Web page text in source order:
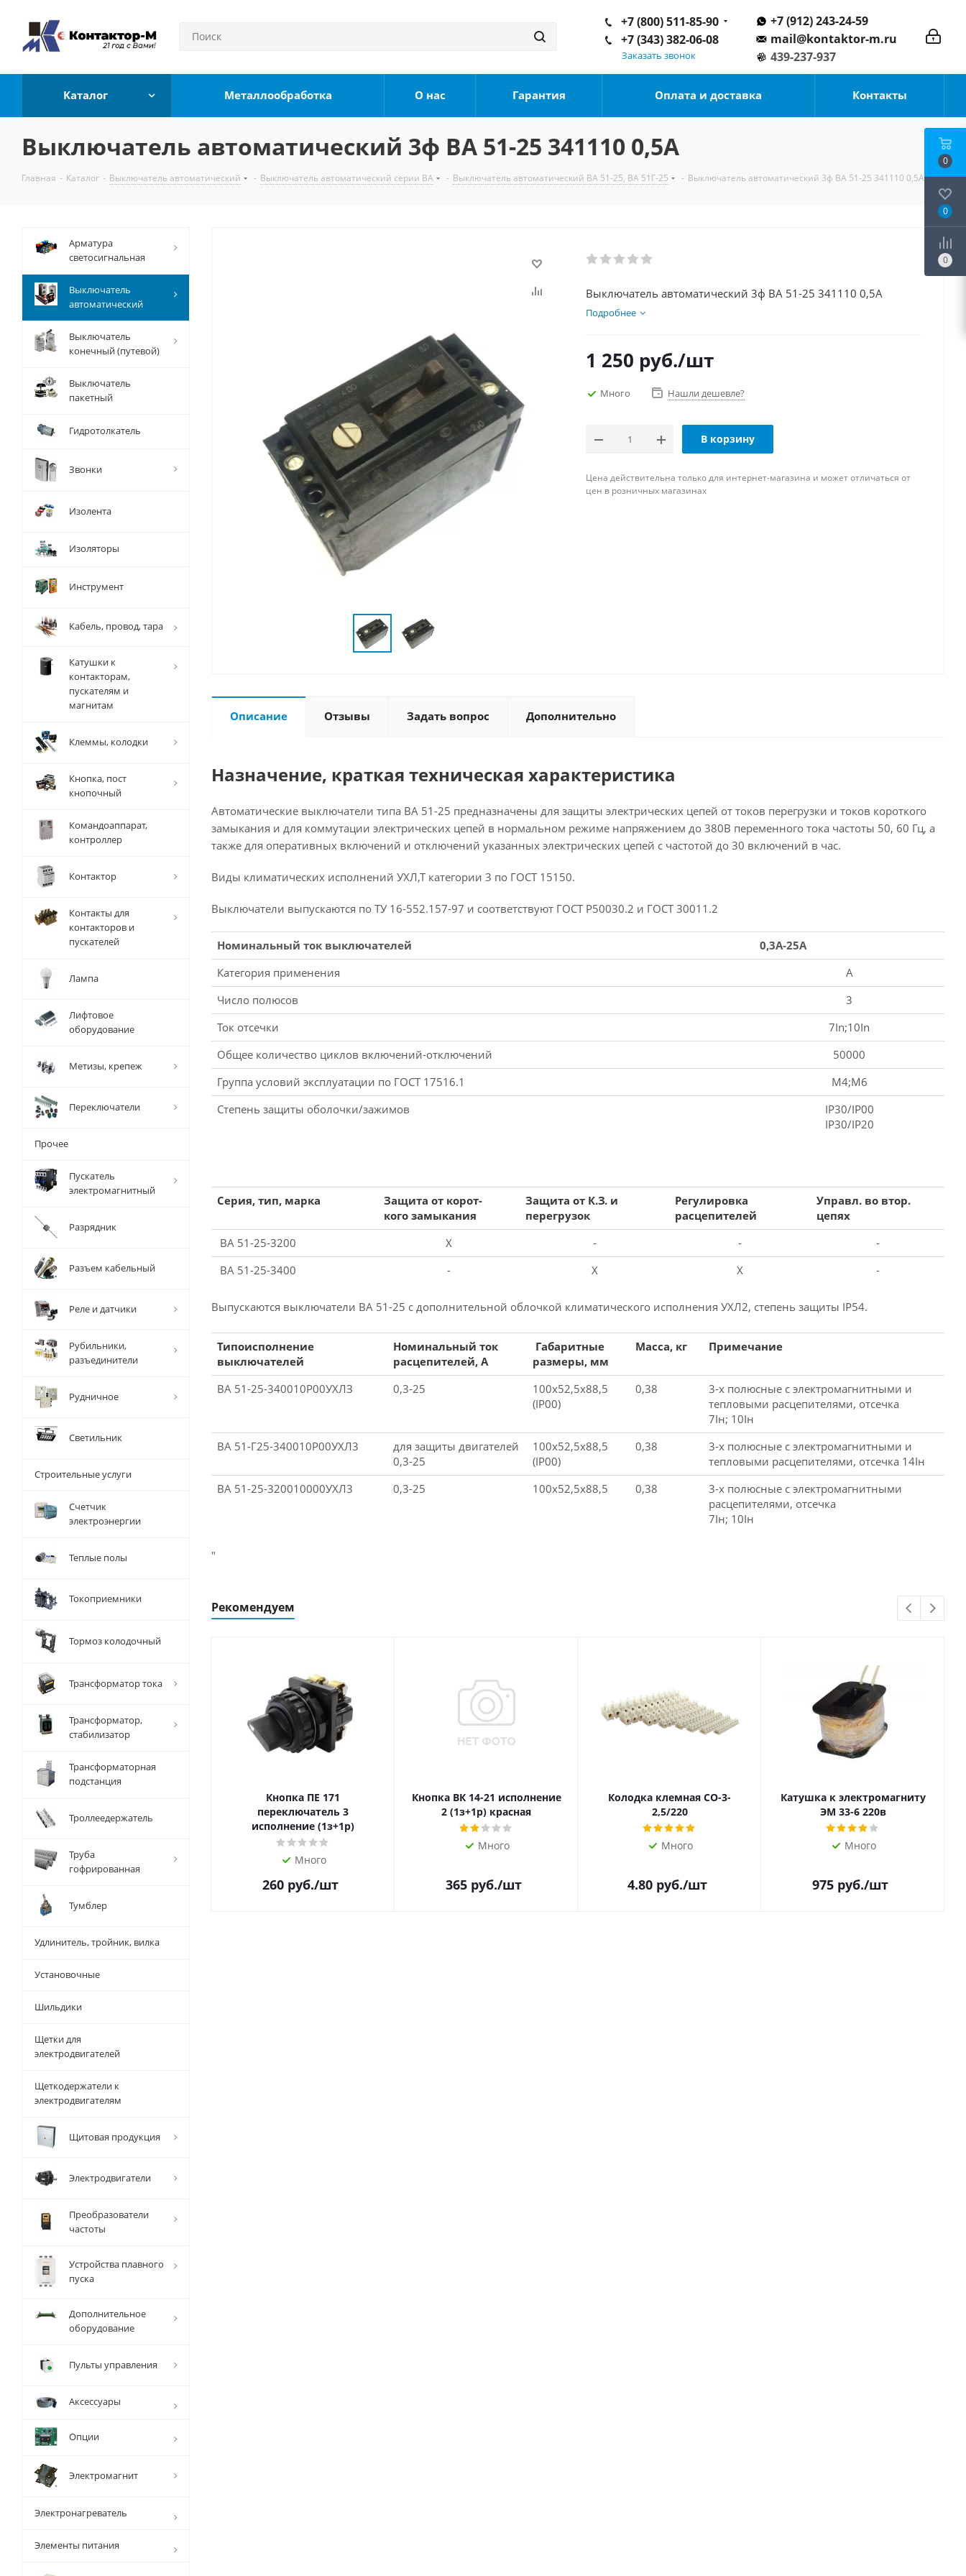
+7 (912) 243-24-59
mail@kontaktor-m.ru
439-237-937
+7 (800) 511-85-90
+7 (343) 382-06-08
Заказать звонок
Каталог Металлообработка О нас Гарантия Оплата и доставка Контакты
Выключатель автоматический 3ф ВА 51-25 341110 0,5А
Главная - Каталог - Выключатель автоматический - Выключатель автоматический серии ВА - Выключатель автоматический ВА 51-25, ВА 51Г-25 - Выключатель автоматический 3ф ВА 51-25 341110 0,5А
Выключатель автоматический 3ф ВА 51-25 341110 0,5А
Подробнее
1 250 руб./шт
Много Нашли дешевле?
В корзину
Цена действительна только для интернет-магазина и может отличаться от
цен в розничных магазинах
Описание Отзывы Задать вопрос Дополнительно
Назначение, краткая техническая характеристика
Автоматические выключатели типа ВА 51-25 предназначены для защиты электрических цепей от токов перегрузки и токов короткого
замыкания и для коммутации электрических цепей в нормальном режиме напряжением до 380В переменного тока частоты 50, 60 Гц, а
также для оперативных включений и отключений указанных электрических цепей с частотой до 30 включений в час.
Виды климатических исполнений УХЛ,Т категории 3 по ГОСТ 15150.
Выключатели выпускаются по ТУ 16-552.157-97 и соответствуют ГОСТ Р50030.2 и ГОСТ 30011.2
Номинальный ток выключателей
0,3A-25A
Категория применения
A
Число полюсов
3
Ток отсечки
7In;10In
Общее количество циклов включений-отключений
50000
Группа условий эксплуатации по ГОСТ 17516.1
M4;M6
Степень защиты оболочки/зажимов
IP30/IP00
IP30/IP20
Серия, тип, марка
Защита от корот-
кого замыкания
Защита от К.З. и
перегрузок
Регулировка
расцепителей
Управл. во втор.
цепях
ВА 51-25-3200
X - -
-
ВА 51-25-3400
- X X -
Выпускаются выключатели ВА 51-25 с дополнительной облочкой климатического исполнения УХЛ2, степень защиты IP54.
Типоисполнение
выключателей
Номинальный ток
расцепителей, A
Габаритные
размеры, мм
Масса, кг Примечание
ВА 51-25-340010Р00УХЛЗ 0,3-25
100х52,5х88,5
(IP00)
0,38
3-х полюсные с электромагнитными и
тепловыми расцепителями, отсечка
7Iн; 10Iн
ВА 51-Г25-340010P00УХЛ3
для защиты двигателей
0,3-25
100х52,5х88,5
(IP00)
0,38
3-х полюсные с электромагнитными и
тепловыми расцепителями, отсечка 14Iн
ВА 51-25-320010000УХЛ3
0,3-25 100х52,5х88,5 0,38
3-х полюсные с электромагнитными
расцепителями, отсечка
7Iн; 10Iн
"
Рекомендуем
Кнопка ПЕ 171
переключатель 3
исполнение (1з+1р)
Много
260 руб./шт
Кнопка ВК 14-21 исполнение
2 (1з+1р) красная
Много
365 руб./шт
Колодка клемная СО-3-
2,5/220
Много
4.80руб./шт
Катушка к электромагниту
ЭМ 33-6 220в
Много
975 руб./шт
Арматура
светосигнальная
Выключатель
автоматический
Выключатель
конечный (путевой)
Выключатель
пакетный
Гидротолкатель
Звонки
Изолента
Изоляторы
Инструмент
Кабель, провод, тара
Катушки к
контакторам,
пускателям и
магнитам
Клеммы, колодки
Кнопка, пост
кнопочный
Командоаппарат,
контроллер
Контактор
Контакты для
контакторов и
пускателей
Лампа
Лифтовое
оборудование
Метизы, крепеж
Переключатели
Прочее
Пускатель
электромагнитный
Разрядник
Разъем кабельный
Реле и датчики
Рубильники,
разъединители
Рудничное
Светильник
Строительные услуги
Счетчик
электроэнергии
Теплые полы
Токоприемники
Тормоз колодочный
Трансформатор тока
Трансформатор,
стабилизатор
Трансформаторная
подстанция
Троллеедержатель
Труба
гофрированная
Тумблер
Удлинитель, тройник, вилка
Установочные
Шильдики
Щетки для
электродвигателей
Щеткодержатели к
электродвигателям
Щитовая продукция
Электродвигатели
Преобразователи
частоты
Устройства плавного
пуска
Дополнительное
оборудование
Пульты управления
Аксессуары
Опции
Электромагнит
Электронагреватель
Элементы питания
0
0
0